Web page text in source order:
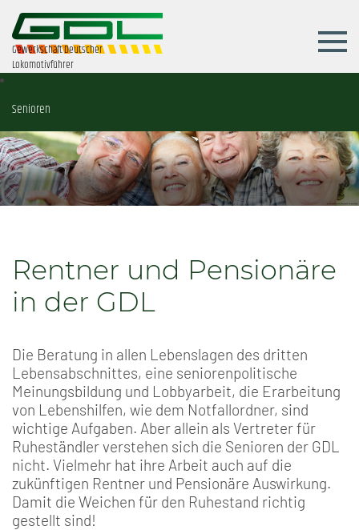
Gewerkschaft Deutscher
Lokomotivführer
Senioren
Rentner und Pensionäre
in der GDL
Die Beratung in allen Lebenslagen des dritten
Lebensabschnittes, eine seniorenpolitische
Meinungsbildung und Lobbyarbeit, die Erarbeitung
von Lebenshilfen, wie dem Notfallordner, sind
wichtige Aufgaben. Aber allein als Vertreter für
Ruheständler verstehen sich die Senioren der GDL
nicht. Vielmehr hat ihre Arbeit auch auf die
zukünftigen Rentner und Pensionäre Auswirkung.
Damit die Weichen für den Ruhestand richtig
gestellt sind!